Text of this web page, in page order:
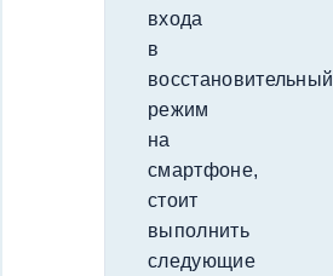
входа
в
восстановительный
режим
на
смартфоне,
стоит
выполнить
следующие